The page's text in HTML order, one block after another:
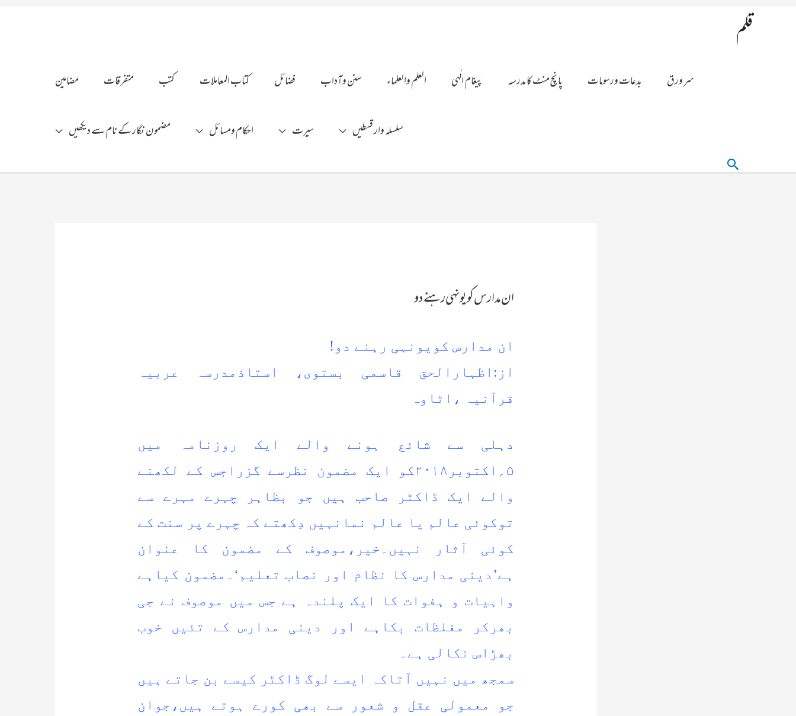
قلم
سر ورق بدعات ورسومات پانچ منٹ کا مدرسہ پیغام الٰہی العلم والعلماء سنن وآداب فضائل کتاب المعاملات کتب متفرقات مضامین
سلسلہ وار قسطیں سیرت احکام ومسائل مضمون نگار کے نام سے دیکھیں
تلاش
ان مدارس کویونہی رہنے دو
ان مدارس کویونہی رہنے دو!
از:اظہارالحق قاسمی بستوی، استاذمدرسہ عربیہ
قرآنیہ ،اٹاوہ
دہلی سے شائع ہونے والے ایک روزنامہ میں
۵؍اکتوبر۲۰۱۸کو ایک مضمون نظرسے گزراجس کے لکھنے
والے ایک ڈاکٹر صاحب ہیں جو بظاہر چہرے مہرے سے
توکوئی عالم یا عالم نمانہیں دِکھتے کہ چہرے پر سنت کے
کوئی آثار نہیں۔خیر،موصوف کے مضمون کا عنوان
ہے’دینی مدارس کا نظام اور نصاب تعلیم‘۔مضمون کیاہے
واہیات و ہفوات کا ایک پلندہ ہے جس میں موصوف نے جی
بھرکر مغلظات بکاہے اور دینی مدارس کے تئیں خوب
بھڑاس نکالی ہے۔
سمجھ میں نہیں آتاکہ ایسے لوگ ڈاکٹر کیسے بن جاتے ہیں
جو معمولی عقل و شعور سے بھی کورے ہوتے ہیں،جوان